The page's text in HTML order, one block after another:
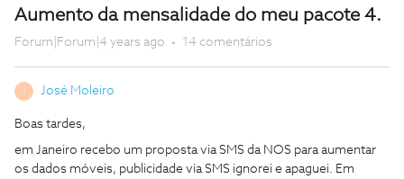
Aumento da mensalidade do meu pacote 4.
Forum|Forum|4 years ago 14 comentários
José Moleiro
Boas tardes,
em Janeiro recebo um proposta via SMS da NOS para aumentar
os dados móveis, publicidade via SMS ignorei e apaguei. Em